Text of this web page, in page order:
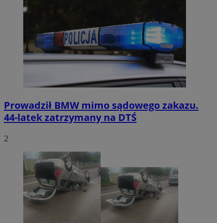
Prowadził BMW mimo sądowego zakazu.
44-latek zatrzymany na DTŚ
2